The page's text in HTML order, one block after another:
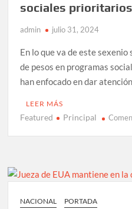
sociales prioritarios
admin julio 31, 2024
En lo que va de este
de pesos en programas
han enfocado en dar
LEER MÁS
Featured Principal
NACIONAL PORTADA